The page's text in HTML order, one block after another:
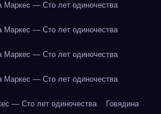
Маркес — Сто лет одиночества
Маркес — Сто лет одиночества
Маркес — Сто лет одиночества
Маркес — Сто лет одиночества
— Сто лет одиночества Говядина